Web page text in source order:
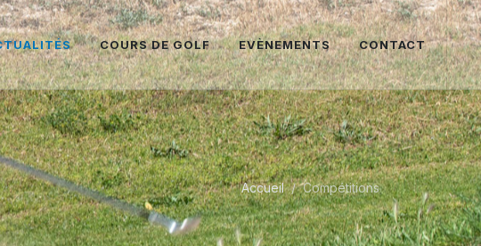
COURS DE GOLF EVÈNEMENTS CONTACT
Accueil Compétitions